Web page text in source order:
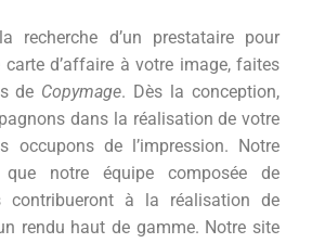
recherche d’un prestataire pour
d’affaire à votre image, faites
de Copymage. Dès la conception,
dans la réalisation de votre
occupons de l’impression. Notre
que notre équipe composée de
contribueront à la réalisation de
rendu haut de gamme. Notre site